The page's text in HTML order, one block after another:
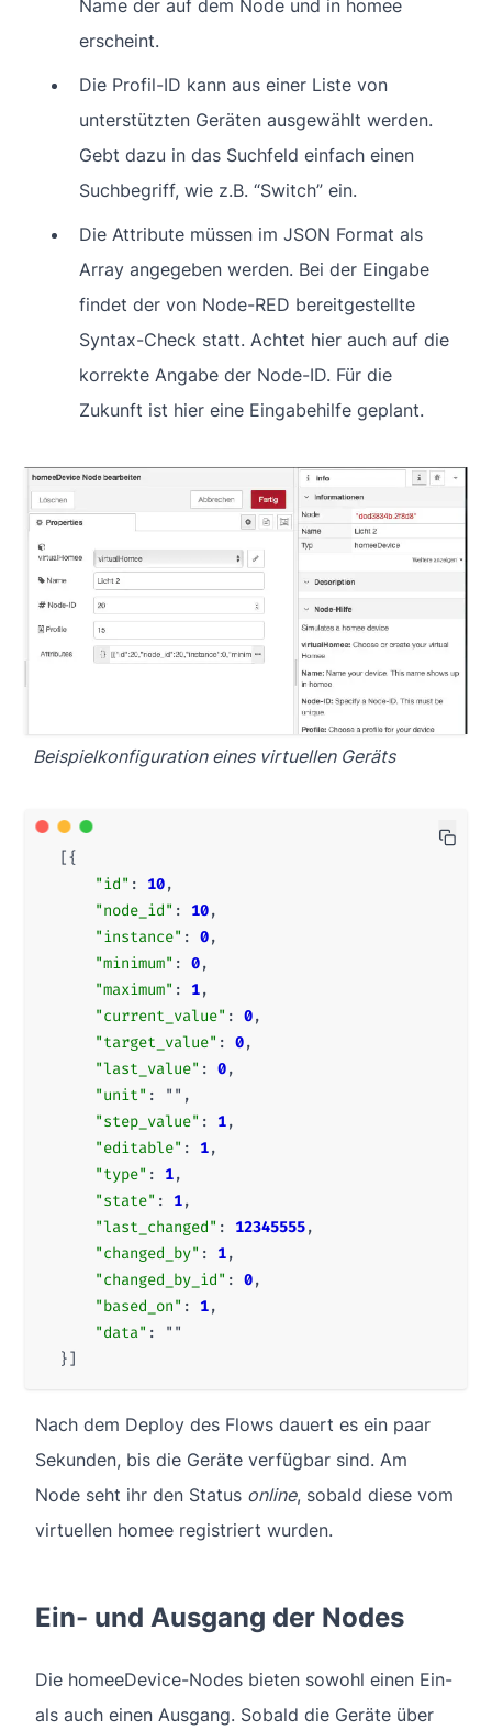
Name der auf dem Node und in homee
erscheint.
Die Profil-ID kann aus einer Liste von
unterstützten Geräten ausgewählt werden.
Gebt dazu in das Suchfeld einfach einen
Suchbegriff, wie z.B. “Switch” ein.
Die Attribute müssen im JSON Format als
Array angegeben werden. Bei der Eingabe
findet der von Node-RED bereitgestellte
Syntax-Check statt. Achtet hier auch auf die
korrekte Angabe der Node-ID. Für die
Zukunft ist hier eine Eingabehilfe geplant.
Beispielkonfiguration eines virtuellen Geräts
[{
"id" : 10,
"node_id" : 10,
"instance" : 0,
"minimum" : 0,
"maximum" : 1,
"current_value" : 0,
"target_value" : 0,
"last_value" : 0,
"unit" : "" ,
"step_value" : 1,
"editable" : 1,
"type" : 1,
"state" : 1,
"last_changed" : 12345555,
"changed_by" : 1,
"changed_by_id" : 0,
"based_on" : 1,
"data" :
""
}]
Nach dem Deploy des Flows dauert es ein paar
Sekunden, bis die Geräte verfügbar sind. Am
Node seht ihr den Status online, sobald diese vom
virtuellen homee registriert wurden.
Ein- und Ausgang der Nodes
Die homeeDevice-Nodes bieten sowohl einen Ein-
als auch einen Ausgang. Sobald die Geräte über